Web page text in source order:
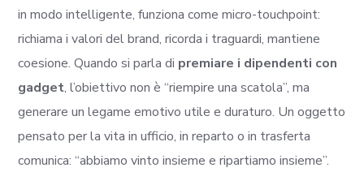
in modo intelligente, funziona come micro-touchpoint:
richiama i valori del brand, ricorda i traguardi, mantiene
coesione. Quando si parla di premiare i dipendenti con
gadget, l’obiettivo non è “riempire una scatola”, ma
generare un legame emotivo utile e duraturo. Un oggetto
pensato per la vita in ufficio, in reparto o in trasferta
comunica: “abbiamo vinto insieme e ripartiamo insieme”.